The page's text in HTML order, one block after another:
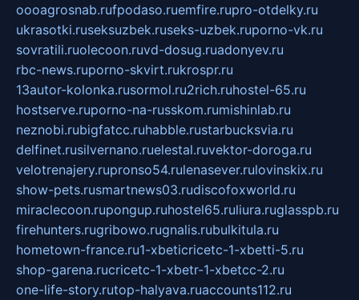
oooagrosnab.rufpodaso.ruemfire.rupro-otdelky.ru
ukrasotki.ruseksuzbek.ruseks-uzbek.ruporno-vk.ru
sovratili.ruolecoon.ruvd-dosug.ruadonyev.ru
rbc-news.ruporno-skvirt.rukrospr.ru
13autor-kolonka.rusormol.ru2rich.ruhostel-65.ru
hostserve.ruporno-na-russkom.rumishinlab.ru
neznobi.rubigfatcc.ruhabble.rustarbucksvia.ru
delfinet.rusilvernano.ruelestal.ruvektor-doroga.ru
velotrenajery.rupronso54.rulenasever.rulovinskix.ru
show-pets.rusmartnews03.rudiscofoxworld.ru
miraclecoon.rupongup.ruhostel65.ruliura.ruglasspb.ru
firehunters.rugribowo.rugnalis.rubulkitula.ru
hometown-france.ru1-xbeticricetc-1-xbetti-5.ru
shop-garena.rucricetc-1-xbetr-1-xbetcc-2.ru
one-life-story.rutop-halyava.ruaccounts112.ru